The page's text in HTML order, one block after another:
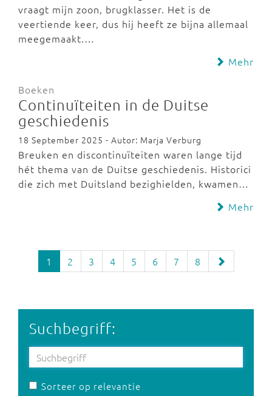
vraagt mijn zoon, brugklasser. Het is de
veertiende keer, dus hij heeft ze bijna allemaal
meegemaakt.…
Mehr
Boeken
Continuïteiten in de Duitse
geschiedenis
18 September 2025 - Autor: Marja Verburg
Breuken en discontinuïteiten waren lange tijd
hét thema van de Duitse geschiedenis. Historici
die zich met Duitsland bezighielden, kwamen…
Mehr
1 2 3 4 5 6 7 8
Suchbegriff:
Sorteer op relevantie